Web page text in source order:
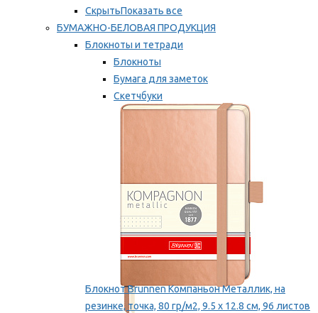
СкрытьПоказать все
БУМАЖНО-БЕЛОВАЯ ПРОДУКЦИЯ
Блокноты и тетради
Блокноты
Бумага для заметок
Скетчбуки
Тетради
Блокнот Brunnen Компаньон Металлик, на
резинке, точка, 80 гр/м2, 9.5 х 12.8 см, 96 листов